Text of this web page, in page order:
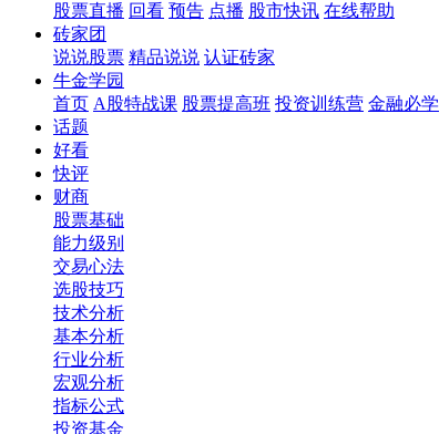
股票直播 回看 预告 点播 股市快讯 在线帮助
砖家团
说说股票 精品说说 认证砖家
牛金学园
首页 A股特战课 股票提高班 投资训练营 金融必学
话题
好看
快评
财商
股票基础
能力级别
交易心法
选股技巧
技术分析
基本分析
行业分析
宏观分析
指标公式
投资基金